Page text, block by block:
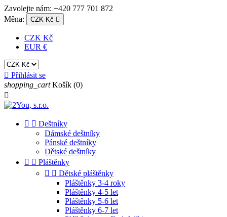
Zavolejte nám: +420 777 701 872
Měna:
CZK Kč 
CZK Kč
EUR €
 Přihlásit se
shopping_cart Košík (0)

  Deštníky
Dámské deštníky
Pánské deštníky
Dětské deštníky
  Pláštěnky
  Dětské pláštěnky
Pláštěnky 3-4 roky
Pláštěnky 4-5 let
Pláštěnky 5-6 let
Pláštěnky 6-7 let